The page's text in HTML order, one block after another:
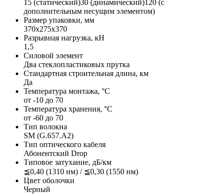
15 (статический)30 (динамический)120 (с
дополнительным несущим элементом)
Размер упаковки, мм
370х275х370
Разрывная нагрузка, кН
1,5
Силовой элемент
Два стеклопластиковых прутка
Стандартная строительная длина, км
Да
Температура монтажа, °C
от -10 до 70
Температура хранения, °С
от -60 до 70
Тип волокна
SM (G.657.A2)
Тип оптического кабеля
Абонентский Drop
Типовое затухание, дБ/км
≦0,40 (1310 нм) / ≦0,30 (1550 нм)
Цвет оболочки
Черный